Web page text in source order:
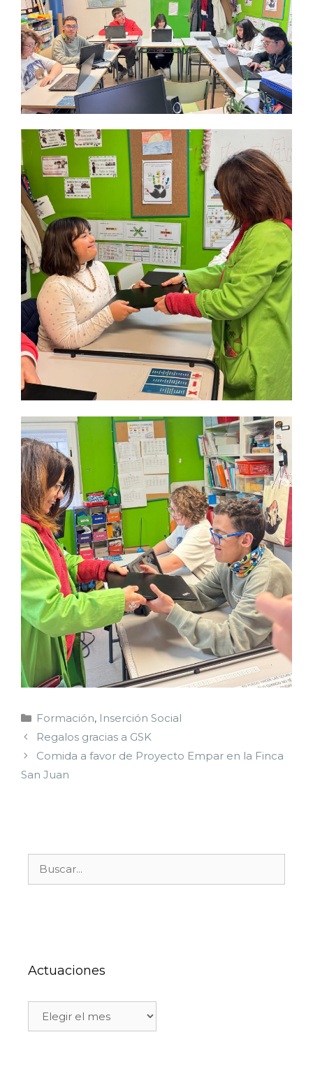
Formación, Inserción Social
Regalos gracias a GSK
Comida a favor de Proyecto Empar en la Finca
San Juan
Actuaciones